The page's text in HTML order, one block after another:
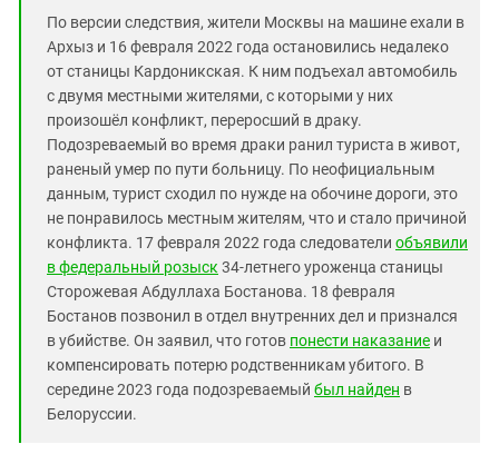
По версии следствия, жители Москвы на машине ехали в
Архыз и 16 февраля 2022 года остановились недалеко
от станицы Кардоникская. К ним подъехал автомобиль
с двумя местными жителями, с которыми у них
произошёл конфликт, переросший в драку.
Подозреваемый во время драки ранил туриста в живот,
раненый умер по пути больницу. По неофициальным
данным, турист сходил по нужде на обочине дороги, это
не понравилось местным жителям, что и стало причиной
конфликта. 17 февраля 2022 года следователи объявили
в федеральный розыск 34-летнего уроженца станицы
Сторожевая Абдуллаха Бостанова. 18 февраля
Бостанов позвонил в отдел внутренних дел и признался
в убийстве. Он заявил, что готов понести наказание и
компенсировать потерю родственникам убитого. В
середине 2023 года подозреваемый был найден в
Белоруссии.